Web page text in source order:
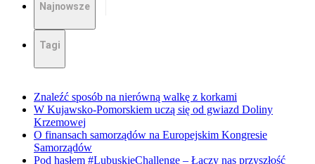
Najnowsze
Tagi
Znaleźć sposób na nierówną walkę z korkami
W Kujawsko-Pomorskiem uczą się od gwiazd Doliny
Krzemowej
O finansach samorządów na Europejskim Kongresie
Samorządów
Pod hasłem #LubuskieChallenge – Łączy nas przyszłość